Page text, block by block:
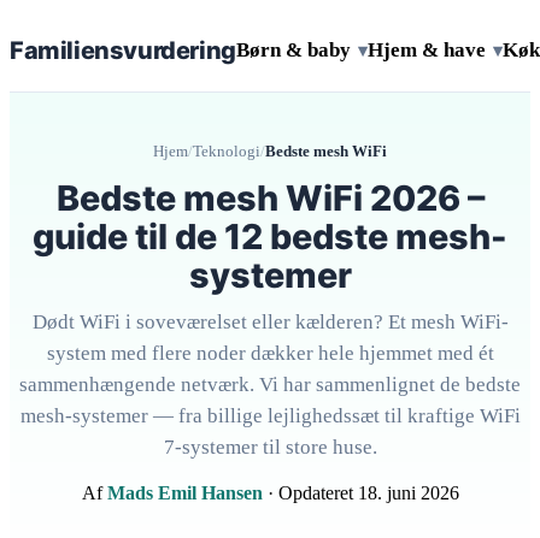
FamiliensvurderingBørn & baby ▾Hjem & have ▾
Hjem/Teknologi/Bedste mesh WiFi
Bedste mesh WiFi 2026 –
guide til de 12 bedste mesh-
systemer
Dødt WiFi i soveværelset eller kælderen? Et mesh WiFi-
system med flere noder dækker hele hjemmet med ét
sammenhængende netværk. Vi har sammenlignet de bedste
mesh-systemer — fra billige lejlighedssæt til kraftige WiFi
7-systemer til store huse.
AfMads Emil Hansen · Opdateret 18. juni 2026